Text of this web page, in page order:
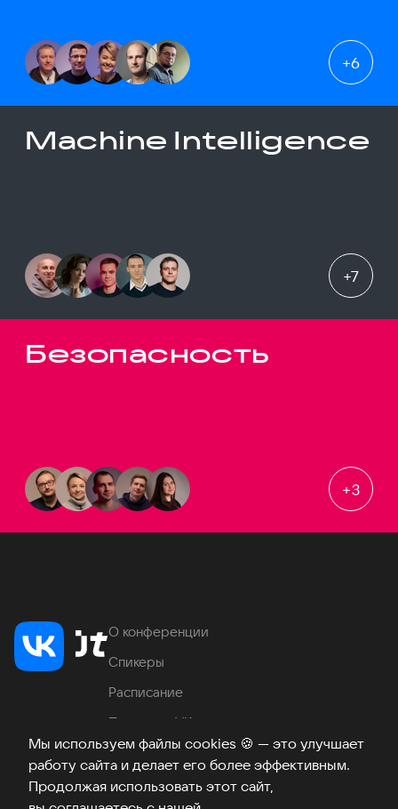
Мы используем файлы cookies 🍪 — это улучшает
работу сайта и делает его более эффективным.
Продолжая использовать этот сайт,
+6
Machine Intelligence
+7
Безопасность
+3
О конференции
Спикеры
Расписание
Продукты VK
Место проведения
Часто задаваемые вопросы